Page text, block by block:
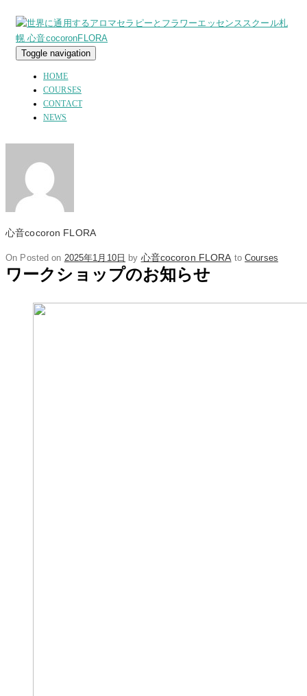
Toggle navigation
HOME
COURSES
CONTACT
NEWS
心音cocoron FLORA
On Posted on 2025年1月10日 by 心音cocoron FLORA toCourses
ワークショップのお知らせ